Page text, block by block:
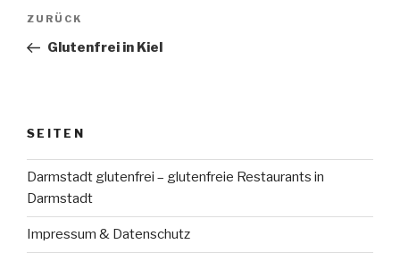
Beitragsnavigation
Vorheriger
Beitrag
ZURÜCK
Glutenfrei in Kiel
SEITEN
Darmstadt glutenfrei – glutenfreie Restaurants in
Darmstadt
Impressum & Datenschutz